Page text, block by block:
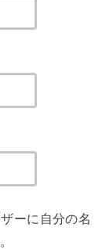
ーに自分の名